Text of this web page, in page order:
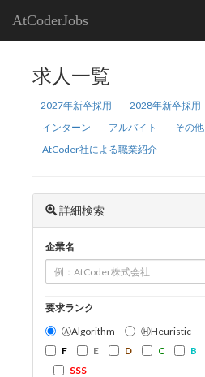
AtCoderJobs
求人一覧
2027年新卒採用 2028年新卒採用
インターン
アルバイト
その他
AtCoder社による職業紹介
詳細検索
企業名
要求ランク
ⒶAlgorithm
ⒽHeuristic
F
E D C B
SSS